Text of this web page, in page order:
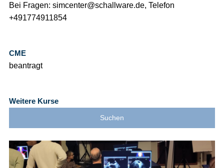
Bei Fragen: simcenter@schallware.de, Telefon
+491774911854
CME
beantragt
Weitere Kurse
Suchen